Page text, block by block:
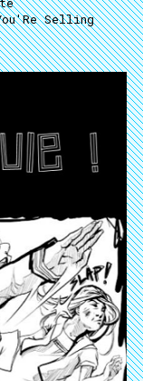
Selling